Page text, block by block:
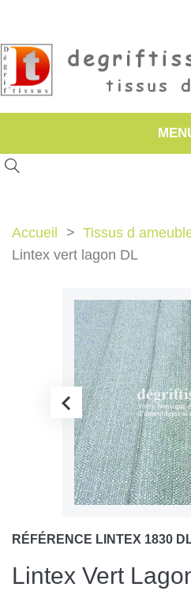
Accueil
Tissus d
Lintex vert lagon DL
RÉFÉRENCE LINTEX 1830
Lintex Vert